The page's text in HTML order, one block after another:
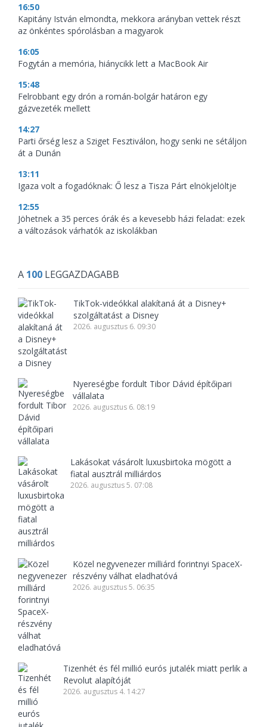
16:50
Kapitány István elmondta, mekkora arányban vettek részt
az önkéntes spórolásban a magyarok
16:05
Fogytán a memória, hiánycikk lett a MacBook Air
15:48
Felrobbant egy drón a román-bolgár határon egy
gázvezeték mellett
14:27
Parti őrség lesz a Sziget Fesztiválon, hogy senki ne sétáljon
át a Dunán
13:11
Igaza volt a fogadóknak: Ő lesz a Tisza Párt elnökjelöltje
12:55
Jöhetnek a 35 perces órák és a kevesebb házi feladat: ezek
a változások várhatók az iskolákban
A 100 LEGGAZDAGABB
TikTok-videókkal alakítaná át a Disney+
szolgáltatást a Disney
2026. augusztus 6. 09:30
Nyereségbe fordult Tibor Dávid építőipari
vállalata
2026. augusztus 6. 08:19
Lakásokat vásárolt luxusbirtoka mögött a
fiatal ausztrál milliárdos
2026. augusztus 5. 07:08
Közel negyvenezer milliárd forintnyi SpaceX-
részvény válhat eladhatóvá
2026. augusztus 5. 06:35
Tizenhét és fél millió eurós jutalék miatt perlik a
Revolut alapítóját
2026. augusztus 4. 14:27